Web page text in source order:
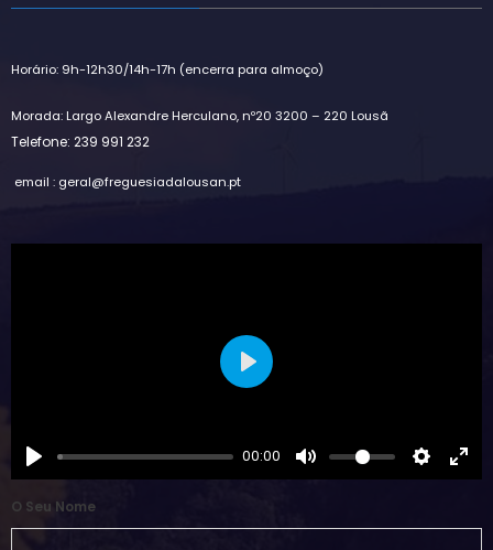
Horário: 9h-12h30/14h-17h (encerra para almoço)
Morada: Largo Alexandre Herculano, nº20 3200 – 220 Lousã
Telefone: 239 991 232
email : geral@freguesiadalousan.pt
00:00
Play
O Seu Nome